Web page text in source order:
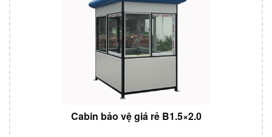
Cabin bảo vệ giá rẻ B1.5×2.0